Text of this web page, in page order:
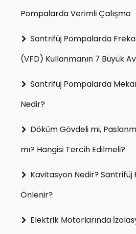
Pompalarda Verimli Çalışma
Santrifüj Pompalarda
(VFD) Kullanmanın 7 Büyük
Santrifüj Pompalarda
Nedir?
Döküm Gövdeli mi,
mı? Hangisi Tercih Edilmeli?
Kavitasyon Nedir? Santrifüj
Önlenir?
Elektrik Motorlarında